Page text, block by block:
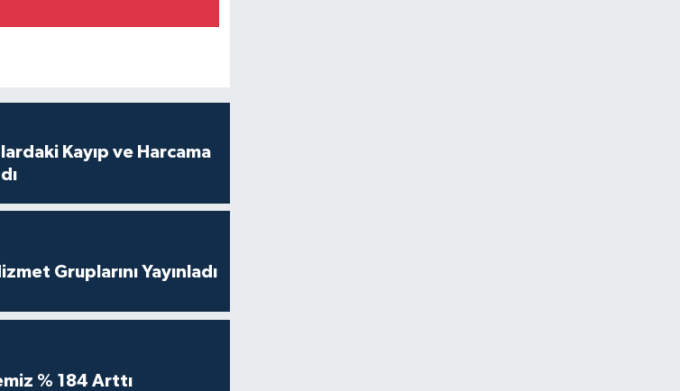
Kayıp ve Harcama
Gruplarını Yayınladı
% 184 Arttı